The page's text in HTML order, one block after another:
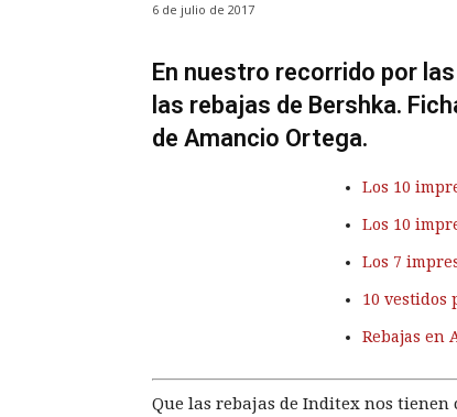
6 de julio de 2017
En nuestro recorrido por
las rebajas de Bershka.
de Amancio Ortega.
Los 10
Los 10
Los 7
10 vestidos
Rebajas en
Que las rebajas de Inditex nos tienen